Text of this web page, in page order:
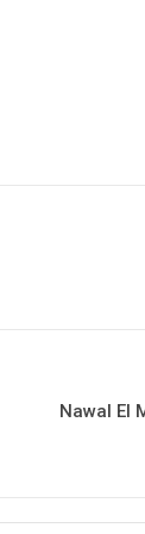
Nawal El